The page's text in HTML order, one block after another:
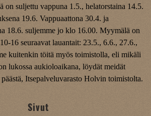
on suljettu vappuna 1.5., helatorstaina 14.5.
19.6. Vappuaattona 30.4. ja
18.6. suljemme jo klo 16.00. Myymälä on
16 seuraavat lauantait: 23.5., 6.6., 27.6.,
kuitenkin töitä myös toimistolla, eli mikäli
lukossa aukioloaikana, löydät meidät
Itsepalveluvarasto Holvin toimistolta.
Sivut